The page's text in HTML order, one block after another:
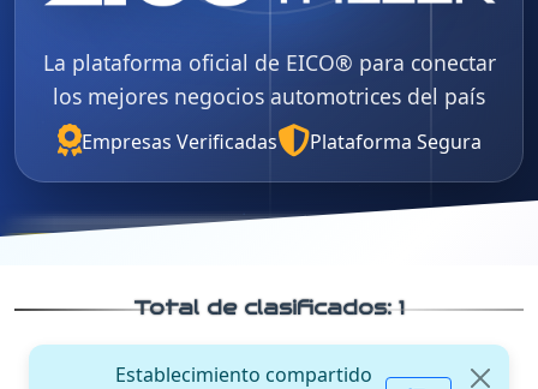
La plataforma oficial de EICO® para conectar
los mejores negocios automotrices del país
Empresas Verificadas Plataforma Segura
Total de clasificados:1
Establecimiento compartido